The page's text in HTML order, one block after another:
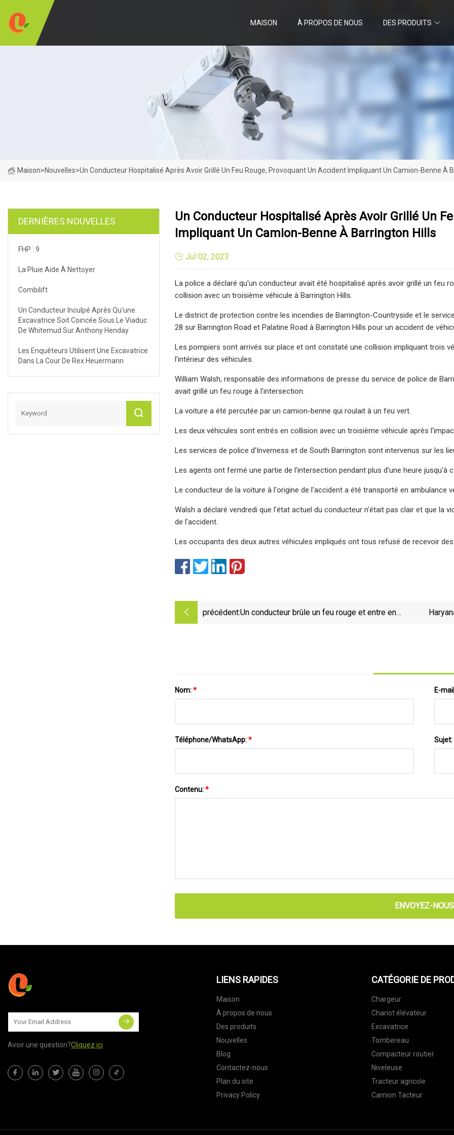
MAISON À PROPOS DE NOUS DES PRODUITS
Maison>Nouvelles>Un Conducteur Hospitalisé Après Avoir Grillé Un Feu Rouge, Provoquant Un Accident Impliquant Un Camion-Benne À
DERNIÈRES NOUVELLES
FHP : 9
La Pluie Aide À Nettoyer
Combilift
Un Conducteur Inculpé Après Qu'une
Excavatrice Soit Coincée Sous Le Viaduc
De Whitemud Sur Anthony Henday
Les Enquêteurs Utilisent Une Excavatrice
Dans La Cour De Rex Heuermann
Un Conducteur Hospitalisé Après Avoir Grillé Un
Impliquant Un Camion-Benne À Barrington Hills
Jul 02, 2023
La police a déclaré qu'un conducteur avait été hospitalisé après avoir grillé un feu
collision avec un troisième véhicule à Barrington Hills.
Le district de protection contre les incendies de Barrington-Countryside et le
28 sur Barrington Road et Palatine Road à Barrington Hills pour un accident de
Les pompiers sont arrivés sur place et ont constaté une collision impliquant trois
l’intérieur des véhicules.
William Walsh, responsable des informations de presse du service de police de
avait grillé un feu rouge à l'intersection.
La voiture a été percutée par un camion-benne qui roulait à un feu vert.
Les deux véhicules sont entrés en collision avec un troisième véhicule après
Les services de police d'Inverness et de South Barrington sont intervenus sur les
Les agents ont fermé une partie de l'intersection pendant plus d'une heure jusqu'à
Le conducteur de la voiture à l'origine de l'accident a été transporté en ambulance
Walsh a déclaré vendredi que l'état actuel du conducteur n'était pas clair et que la
de l'accident.
Les occupants des deux autres véhicules impliqués ont tous refusé de recevoir
précédent:Un conducteur brûle un feu rouge et entre en
Nom:* E-
Téléphone/WhatsApp:* Sujet:
Contenu:*
ENVOYEZ-NOUS
Avoir une question?Cliquez ici
LIENS RAPIDES
Maison
À propos de nous
Des produits
Nouvelles
Blog
Contactez-nous
Plan du site
Privacy Policy
CATÉGORIE DE
Chargeur
Chariot élévateur
Excavatrice
Tombereau
Compacteur routier
Niveleuse
Tracteur agricole
Camion Tacteur